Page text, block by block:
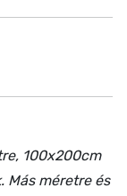
100x200cm
Más méretre és